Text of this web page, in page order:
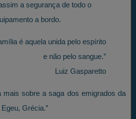
a segurança de todo o
a bordo.
é aquela unida pelo espírito
e não pelo sangue.”
Luiz Gasparetto
mais sobre a saga dos emigrados da
Grécia.”